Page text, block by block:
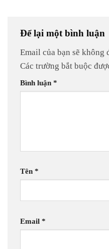
Để lại một bình luận
Email của bạn sẽ không
Các trường bắt buộc
Bình luận *
Tên *
Email *